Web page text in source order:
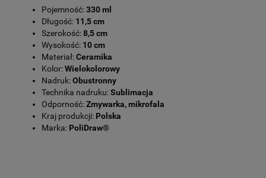
Pojemność:330 ml
Długość: 11,5 cm
Szerokość:8,5 cm
Wysokość: 10 cm
Materiał:Ceramika
Kolor:Wielokolorowy
Nadruk:Obustronny
Technika nadruku:Sublimacja
Odporność:Zmywarka, mikrofala
Kraj produkcji: Polska
Marka: PoliDraw®